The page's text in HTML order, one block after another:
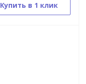
Купить в 1 клик